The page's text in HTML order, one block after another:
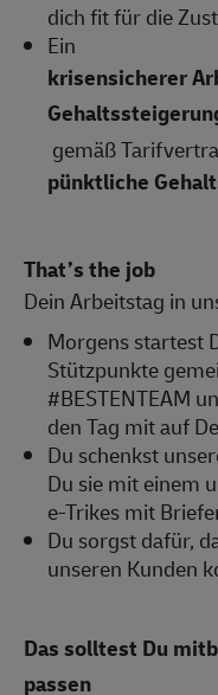
dich fit für die
Ein
krisensicherer
gemäß
pünktliche
That’s the job
Dein Arbeitstag in
Morgens startest
Stützpunkte
#BESTENTEAM
den Tag mit auf
Du schenkst
Du sie mit einem
e-Trikes mit
Du sorgst dafür,
unseren Kunden
Das solltest Du
passen